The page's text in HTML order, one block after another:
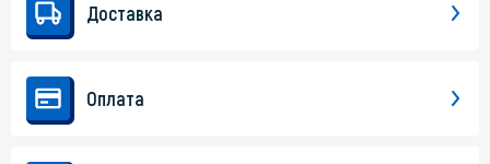
Доставка
Оплата